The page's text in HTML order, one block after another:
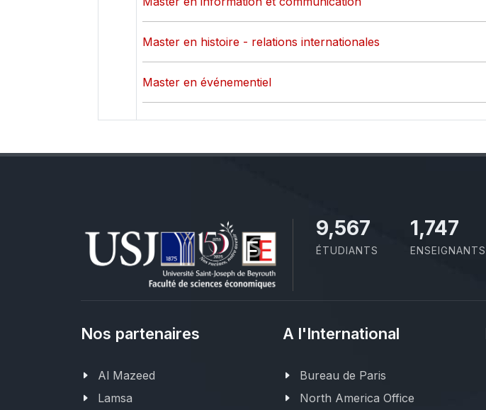
Master en histoire - relations internationales
Master en événementiel
11,727
ÉTUDIANTS
2,142
ENSEIGNANTS
Nos partenaires
Al Mazeed
Lamsa
A l'International
Bureau de Paris
North America Office